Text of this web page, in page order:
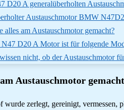
D20 A generalüberholten
Austauschmotor BMW
alles am Austauschmotor gemacht?
D20 A Motor ist für folgende
nicht, ob der Austauschmotor
Austauschmotor
zerlegt, gereinigt, vermessen,